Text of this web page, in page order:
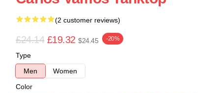
(2 customer reviews)
£24.14 £19.32 $24.45 -20%
Type
Men
Women
Color